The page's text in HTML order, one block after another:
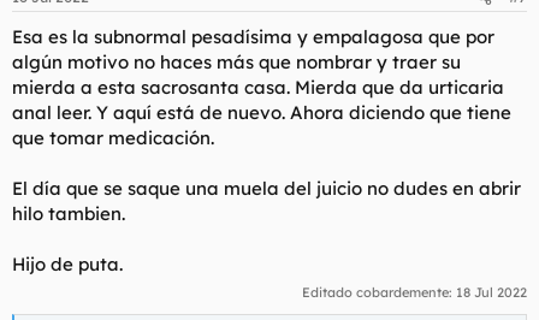
e
:
Esa es la subnormal pesadísima y empalagosa que por
algún motivo no haces más que nombrar y traer su
mierda a esta sacrosanta casa. Mierda que da urticaria
anal leer. Y aquí está de nuevo. Ahora diciendo que tiene
que tomar medicación.
El día que se saque una muela del juicio no dudes en abrir
hilo tambien.
Hijo de puta.
Editado cobardemente: 18 Jul 2022